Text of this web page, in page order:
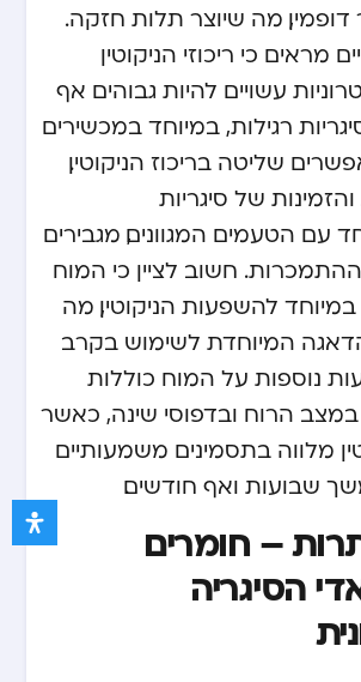
מה שיוצר תלות חזקה.
מראים כי ריכוזי הניקוטין
עשויים להיות גבוהים אף
רגילות, במיוחד במכשירים
שליטה בריכוז הניקוטין.
של סיגריות
עם הטעמים המגוונים, מגבירים
חשוב לציין כי המוח
להשפעות הניקוטין, מה
המיוחדת לשימוש בקרב
נוספות על המוח כוללות
במצב הרוח ובדפוסי שינה, כאשר
מלווה בתסמינים משמעותיים
שבועות ואף חודשים.
– חומרים
הסיגריה